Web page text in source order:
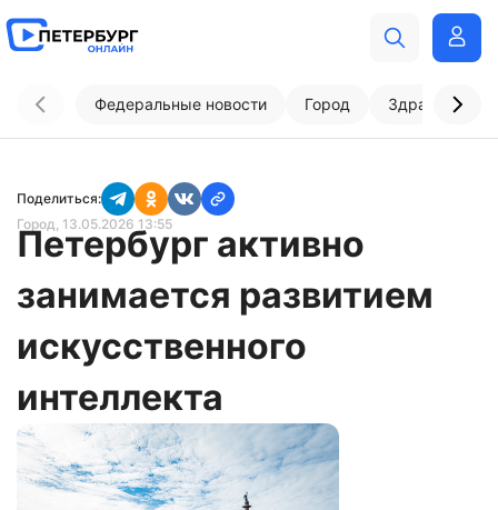
Федеральные новости Город
Поделиться:
Город, 13.05.2026 13:55
Петербург активно
занимается развитием
искусственного
интеллекта